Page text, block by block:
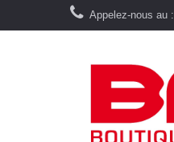
Appelez-nous au :